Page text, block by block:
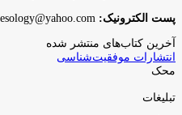
پست الکترونیک:
آخرین کتاب‌های منتشر شده
انتشارات موفقیت‌شناسی
محک
تبلیغات